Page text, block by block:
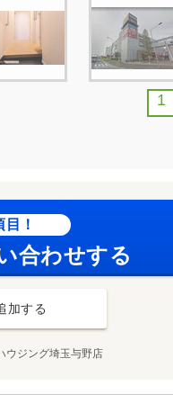
1
！
合わせする
加する
ウジング埼玉与野店